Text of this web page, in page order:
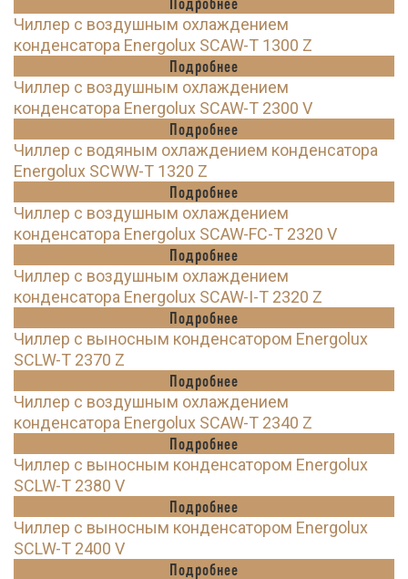
Чиллер с воздушным охлаждением
конденсатора Energolux SCAW-T 1300 Z
Подробнее
Чиллер с воздушным охлаждением
конденсатора Energolux SCAW-T 2300 V
Подробнее
Чиллер с водяным охлаждением конденсатора
Energolux SCWW-T 1320 Z
Подробнее
Чиллер с воздушным охлаждением
конденсатора Energolux SCAW-FC-T 2320 V
Подробнее
Чиллер с воздушным охлаждением
конденсатора Energolux SCAW-I-T 2320 Z
Подробнее
Чиллер с выносным конденсатором Energolux
SCLW-T 2370 Z
Подробнее
Чиллер с воздушным охлаждением
конденсатора Energolux SCAW-T 2340 Z
Подробнее
Чиллер с выносным конденсатором Energolux
SCLW-T 2380 V
Подробнее
Чиллер с выносным конденсатором Energolux
SCLW-T 2400 V
Подробнее